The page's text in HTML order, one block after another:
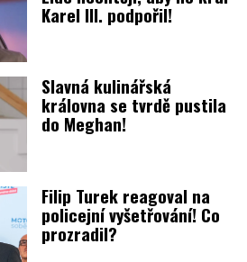
Karel III. podpořil!
Slavná kulinářská
královna se tvrdě pustila
do Meghan!
Filip Turek reagoval na
policejní vyšetřování! Co
prozradil?